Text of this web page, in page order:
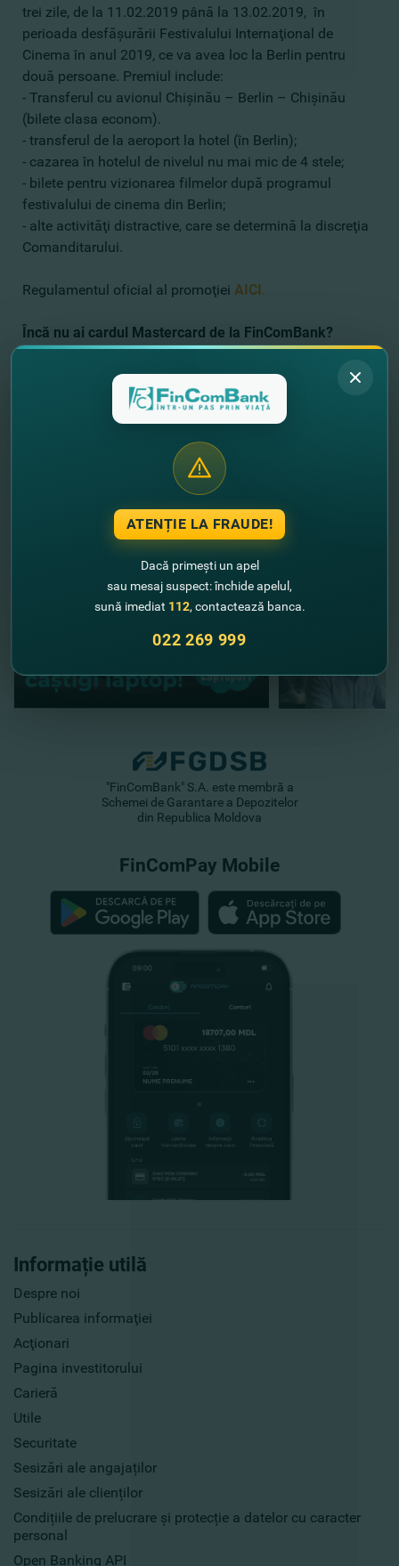
trei zile, de la 11.02.2019 până la 13.02.2019, în
perioada desfăşurării Festivalului Internaţional de
Cinema în anul 2019, ce va avea loc la Berlin pentru
două persoane. Premiul include:
- Transferul cu avionul Chişinău – Berlin – Chişinău
(bilete clasa econom).
- transferul de la aeroport la hotel (în Berlin);
- cazarea în hotelul de nivelul nu mai mic de 4 stele;
- bilete pentru vizionarea filmelor după programul
festivalului de cinema din Berlin;
- alte activităţi distractive, care se determină la discreţia
Comanditarului.
Regulamentul oficial al promoţiei AICI
Încă nu ai cardul Mastercard de la FinComBank?
SOLICITA CARDUL ONLINE!Rapid şi uşor!
Alte noutăţi
Informație utilă
Despre noi
Publicarea informaţiei
Acţionari
Pagina investitorului
Carieră
Utile
Securitate
Sesizări ale angajaților
Sesizări ale clienților
Condițiile de prelucrare și protecție a datelor cu caracter
personal
Open Banking API
"FinComBank" S.A. este membră a
Schemei de Garantare a Depozitelor
din Republica Moldova
FinComPay Mobile
ATENȚIE LA FRAUDE!
Dacă primești un apel
sau mesaj suspect: închide apelul,
sună imediat 112, contactează banca.
022 269 999